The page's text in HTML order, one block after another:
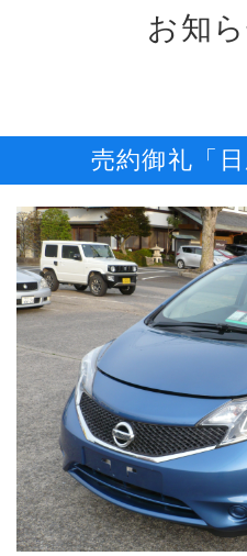
お知
売約御礼「